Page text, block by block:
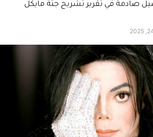
تفاصيل صادمة في تقرير تشريح جثة مايكل